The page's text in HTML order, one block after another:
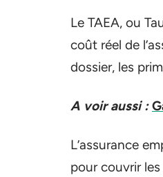
Le TAEA, ou
coût réel de
dossier, les
A voir aussi :
L’assurance
pour couvrir